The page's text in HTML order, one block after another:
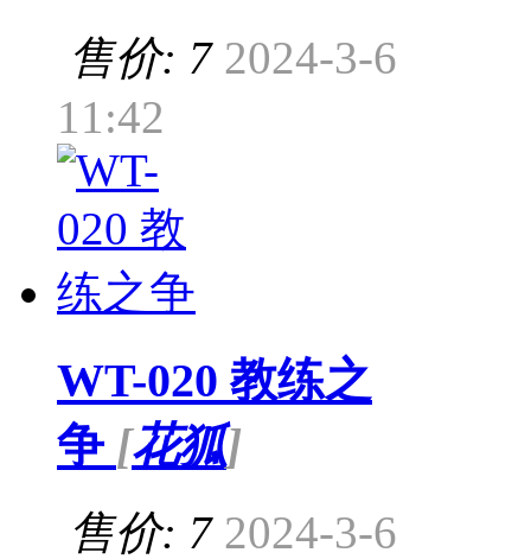
售价: 7 2024-3-6
11:42
WT-020 教练之
争 [花狐]
售价: 7 2024-3-6